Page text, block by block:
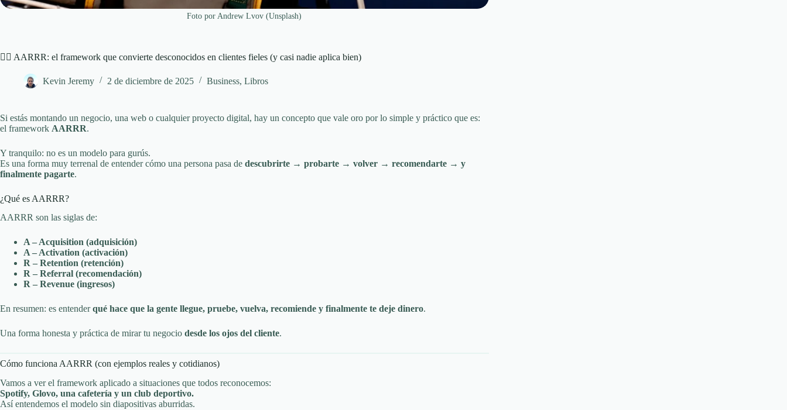
Foto por Andrew Lvov (Unsplash)
🏴‍☠️ AARRR: el framework que convierte desconocidos en clientes fieles (y casi nadie aplica bien)
Kevin Jeremy 2 de diciembre de 2025 Business, Libros
Si estás montando un negocio, una web o cualquier proyecto digital, hay un concepto que vale oro por lo simple y práctico que es:
el framework AARRR.
Y tranquilo: no es un modelo para gurús.
Es una forma muy terrenal de entender cómo una persona pasa de descubrirte → probarte → volver → recomendarte → y
finalmente pagarte.
¿Qué es AARRR?
AARRR son las siglas de:
A – Acquisition (adquisición)
A – Activation (activación)
R – Retention (retención)
R – Referral (recomendación)
R – Revenue (ingresos)
En resumen: es entenderqué hace que la gente llegue, pruebe, vuelva, recomiende y finalmente te deje dinero.
Una forma honesta y práctica de mirar tu negocio desde los ojos del cliente.
Cómo funciona AARRR (con ejemplos reales y cotidianos)
Vamos a ver el framework aplicado a situaciones que todos reconocemos:
Spotify, Glovo, una cafetería y un club deportivo.
Así entendemos el modelo sin diapositivas aburridas.